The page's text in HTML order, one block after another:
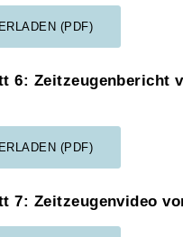
(PDF)
6: Zeitzeugenbericht
(PDF)
7: Zeitzeugenvideo